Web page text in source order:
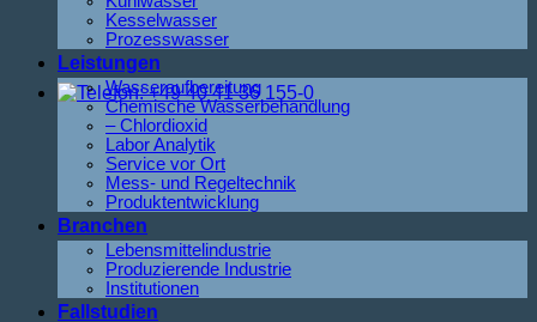
Kesselwasser
Prozesswasser
Leistungen
Wasseraufbereitung
Chemische Wasserbehandlung
– Chlordioxid
Labor Analytik
Service vor Ort
Mess- und Regeltechnik
Produktentwicklung
Branchen
Lebensmittelindustrie
Produzierende Industrie
Institutionen
Fallstudien